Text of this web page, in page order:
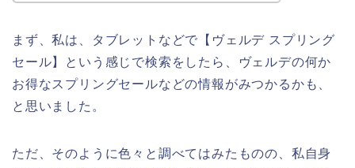
まず、私は、タブレットなどで【ヴェルデ スプリング
セール】という感じで検索をしたら、ヴェルデの何か
お得なスプリングセールなどの情報がみつかるかも、
と思いました。
ただ、そのように色々と調べてはみたものの、私自身